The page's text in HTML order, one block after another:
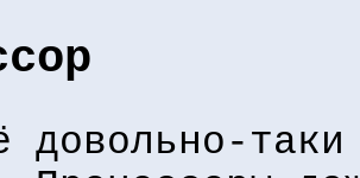
довольно-